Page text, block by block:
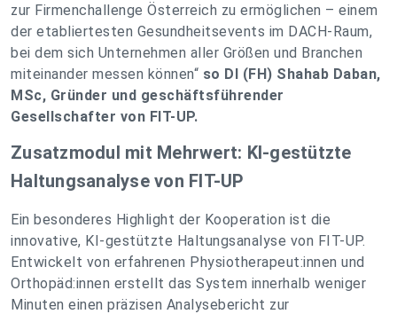
zur Firmenchallenge Österreich zu ermöglichen – einem
der etabliertesten Gesundheitsevents im DACH-Raum,
bei dem sich Unternehmen aller Größen und Branchen
miteinander messen können“ so DI (FH) Shahab Daban,
MSc, Gründer und geschäftsführender
Gesellschafter von FIT-UP.
Zusatzmodul mit Mehrwert: KI-gestützte
Haltungsanalyse von FIT-UP
Ein besonderes Highlight der Kooperation ist die
innovative, KI-gestützte Haltungsanalyse von FIT-UP.
Entwickelt von erfahrenen Physiotherapeut:innen und
Orthopäd:innen erstellt das System innerhalb weniger
Minuten einen präzisen Analysebericht zur